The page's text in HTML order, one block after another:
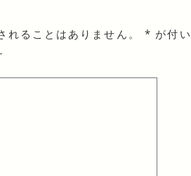
れることはありません。 * が付い